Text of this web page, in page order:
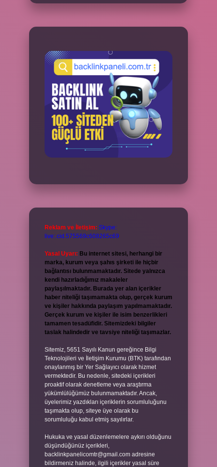
Reklam ve İletişim: Skype:
live:.cid.575569c608265c69
Yasal Uyarı: Bu internet sitesi, herhangi bir
marka, kurum veya şahıs şirketi ile hiçbir
bağlantısı bulunmamaktadır. Sitede yalnızca
kendi hazırladığımız makaleler
paylaşılmaktadır. Burada yer alan içerikler
haber niteliği taşımamakta olup, gerçek kurum
ve kişiler hakkında paylaşım yapılmamaktadır.
Gerçek kurum ve kişiler ile isim benzerlikleri
tamamen tesadüfidir. Sitemizdeki bilgiler
taslak halindedir ve tavsiye niteliği taşımazlar.
Sitemiz, 5651 Sayılı Kanun gereğince Bilgi
Teknolojileri ve İletişim Kurumu (BTK) tarafından
onaylanmış bir Yer Sağlayıcı olarak hizmet
vermektedir. Bu nedenle, sitedeki içerikleri
proaktif olarak denetleme veya araştırma
yükümlülüğümüz bulunmamaktadır. Ancak,
üyelerimiz yazdıkları içeriklerin sorumluluğunu
taşımakta olup, siteye üye olarak bu
sorumluluğu kabul etmiş sayılırlar.
Hukuka ve yasal düzenlemelere aykırı olduğunu
düşündüğünüz içerikleri,
backlinkpanelicomtr@gmail.com adresine
bildirmeniz halinde, ilgili içerikler yasal süre